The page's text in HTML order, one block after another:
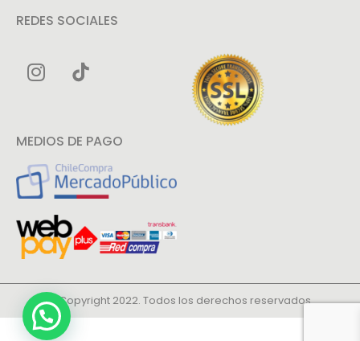
REDES SOCIALES
MEDIOS DE PAGO
© Copyright 2022. Todos los derechos reservados.